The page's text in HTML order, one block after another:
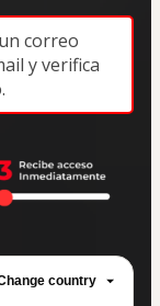
correo
y verifica
country